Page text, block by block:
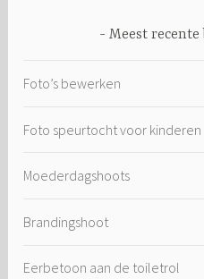
Meest
Foto’s bewerken
Foto speurtocht voor kinderen
Moederdagshoots
Brandingshoot
Eerbetoon aan de toiletrol